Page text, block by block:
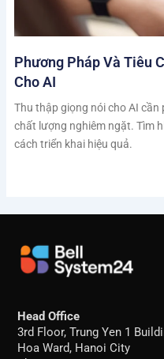
Phương Pháp Và Tiêu
Cho AI
Thu thập giọng nói cho AI
chất lượng nghiêm ngặt. Tìm
cách triển khai hiệu quả.
Head Office
3rd Floor, Trung Yen 1
Hoa Ward, Hanoi City